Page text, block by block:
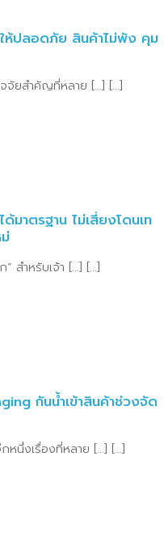
ห้ปลอดภัย สินค้าไม่พัง คุม
ยสำคัญที่หลาย [...] [...]
มาตรฐาน ไม่เสี่ยงโดนเท
สำหรับเจ้า [...] [...]
กันน้ำเข้าสินค้าช่วงจัด
นึ่งเรื่องที่หลาย [...] [...]